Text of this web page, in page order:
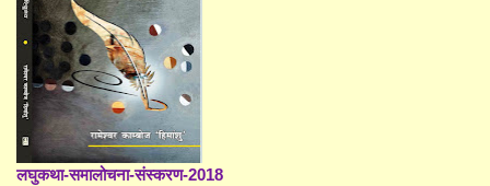
लघुकथा-समालोचना-संस्करण-2018